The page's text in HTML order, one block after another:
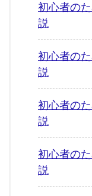
初心者の
説
初心者の
説
初心者の
説
初心者の
説